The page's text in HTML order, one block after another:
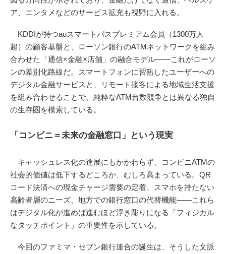
ア、エンタメなどのサービス拡充も視野に入れる。
KDDIが持つauスマートパスプレミアム会員（1300万人
超）の顧客基盤と、ローソン銀行のATMネットワークを組み
合わせた「通信×金融×店舗」の融合モデル——これがローソ
ンの差別化路線だ。スマートフォンに習熟したユーザーへの
デジタル金融サービスと、リモート接客による地域生活支援
を組み合わせることで、純粋なATM台数競争とは異なる独自
の生存圏を模索している。
「コンビニ＝未来の金融窓口」という現実
キャッシュレス化の進展にもかかわらず、コンビニATMの
社会的価値は低下するどころか、むしろ高まっている。QR
コード決済への現金チャージ需要の定着、スマホを持たない
高齢者層のニーズ、地方での銀行窓口の代替機能——これら
はデジタル化が進めば進むほど浮き彫りになる「フィジカル
なタッチポイント」の重要性を示している。
今回のファミマ・セブン銀行連合の誕生は、そうした文脈